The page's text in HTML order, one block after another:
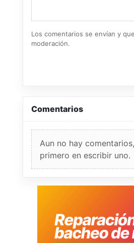
Los comentarios se envían y
moderación.
Comentarios
Aun no hay
primero en escribir uno.